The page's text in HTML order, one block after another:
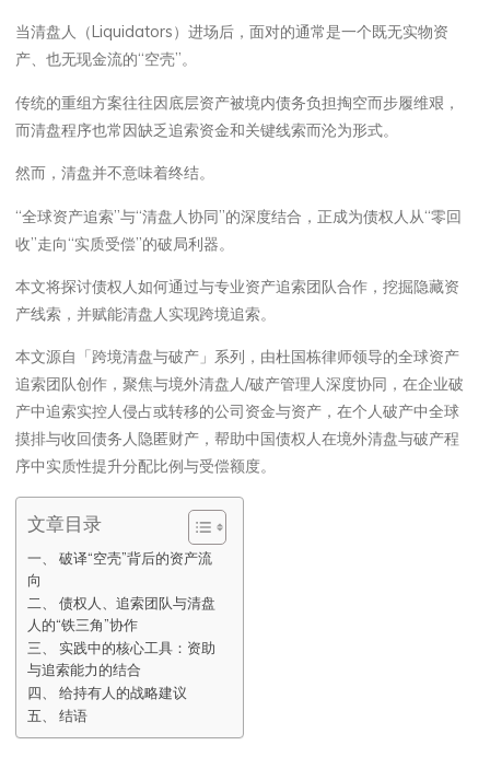
当清盘人（Liquidators）进场后，面对的通常是一个既无实物资
产、也无现金流的“空壳”。
传统的重组方案往往因底层资产被境内债务负担掏空而步履维艰，
而清盘程序也常因缺乏追索资金和关键线索而沦为形式。
然而，清盘并不意味着终结。
“全球资产追索”与“清盘人协同”的深度结合，正成为债权人从“零回
收”走向“实质受偿”的破局利器。
本文将探讨债权人如何通过与专业资产追索团队合作，挖掘隐藏资
产线索，并赋能清盘人实现跨境追索。
本文源自「跨境清盘与破产」系列，由杜国栋律师领导的全球资产
追索团队创作，聚焦与境外清盘人/破产管理人深度协同，在企业破
产中追索实控人侵占或转移的公司资金与资产，在个人破产中全球
摸排与收回债务人隐匿财产，帮助中国债权人在境外清盘与破产程
序中实质性提升分配比例与受偿额度。
文章目录
一、 破译“空壳”背后的资产流
向
二、 债权人、追索团队与清盘
人的“铁三角”协作
三、 实践中的核心工具：资助
与追索能力的结合
四、 给持有人的战略建议
五、 结语